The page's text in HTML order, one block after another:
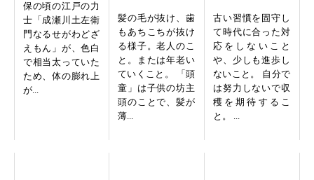
保の頃の江戸の力
士「成瀬川土左衛
門なるせがわどざ
えもん」が、色白
で相当太っていた
ため、体の膨れ上
が...
髪の毛が抜け、歯
もあちこちが抜け
る様子。老人のこ
と。または年老い
ていくこと。 「頭
童」は子供の坊主
頭のことで、髪が
薄...
古い習慣を固守し
て時代に合った対
応をしないこと
や、少しも進歩し
ないこと。 自分で
は努力しないで収
穫を期待するこ
と。 ...